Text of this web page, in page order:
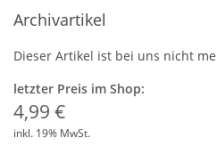
Archivartikel
Dieser Artikel ist bei uns nicht
letzter Preis im Shop:
4,99 €
inkl. 19% MwSt.